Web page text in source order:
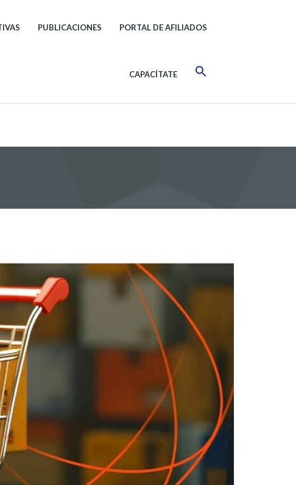
PUBLICACIONES PORTAL DE AFILIADOS
CAPACÍTATE